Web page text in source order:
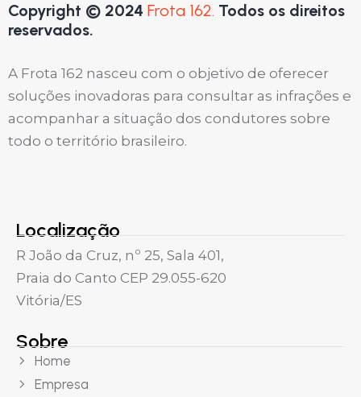
Copyright © 2024 Frota 162. Todos os direitos
reservados.
A Frota 162 nasceu com o objetivo de oferecer
soluções inovadoras para consultar as infrações e
acompanhar a situação dos condutores sobre
todo o território brasileiro.
Localização
R João da Cruz, nº 25, Sala 401,
Praia do Canto CEP 29.055-620
Vitória/ES
Sobre
Home
Empresa